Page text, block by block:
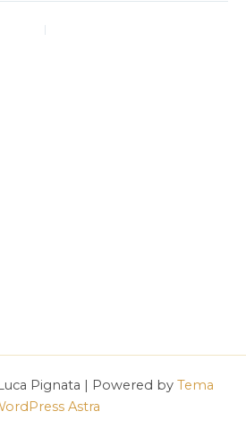
Pignata | Powered by Tema
Astra